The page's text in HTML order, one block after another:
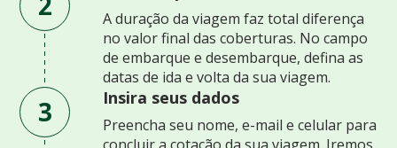
A duração da viagem faz total diferença
no valor final das coberturas. No campo
de embarque e desembarque, defina as
datas de ida e volta da sua viagem.
3 Insira seus dados
Preencha seu nome, e-mail e celular para